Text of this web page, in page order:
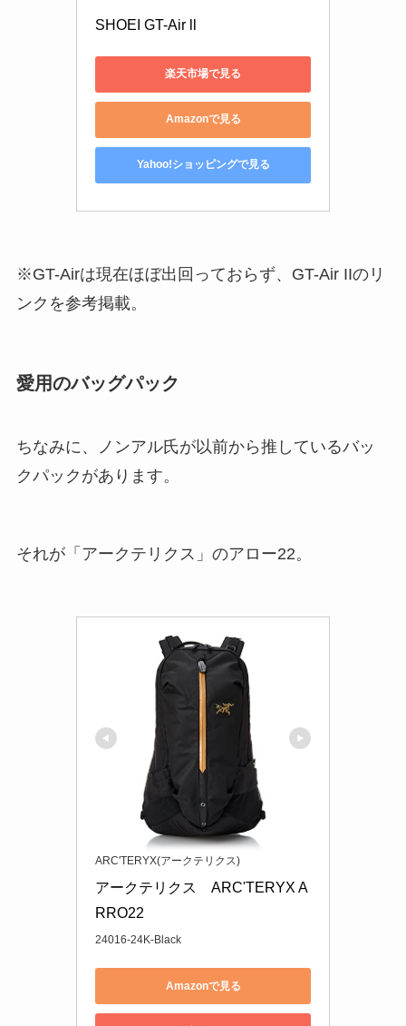
SHOEI GT-Air ll
楽天市場で見る
Amazonで見る
Yahoo!ショッピングで見る
※GT-Airは現在ほぼ出回っておらず、GT-Air IIのリ
ンクを参考掲載。
愛用のバッグパック
ちなみに、ノンアル氏が以前から推しているバッ
クパックがあります。
それが「アークテリクス」のアロー22。
ARC'TERYX(アークテリクス)
アークテリクス　ARC'TERYX A
RRO22
24016-24K-Black
Amazonで見る